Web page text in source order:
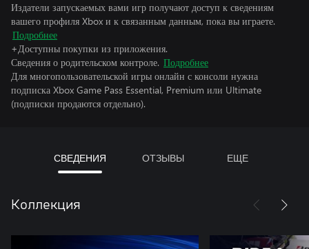
Издатели запускаемых вами игр получают доступ к сведениям
вашего профиля Xbox и к связанным данным, пока вы играете.
Подробнее
+Доступны покупки из приложения.
Сведения о родительском контроле. Подробнее
Для многопользовательской игры онлайн с консоли нужна
подписка Xbox Game Pass Essential, Premium или Ultimate
(подписки продаются отдельно).
СВЕДЕНИЯ ОТЗЫВЫ ЕЩЕ
Коллекция